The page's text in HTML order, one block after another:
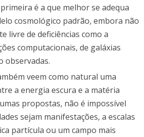
é a que melhor se adequa
cosmológico padrão, embora não
livre de deficiências como a
computacionais, de galáxias
observadas.
veem como natural uma
a energia escura e a matéria
propostas, não é impossível
sejam manifestações, a escalas
partícula ou um campo mais